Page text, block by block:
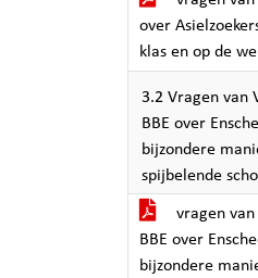
over
klas en op de
3.2 Vragen van
BBE over
bijzondere
spijbelende
vragen
BBE over
bijzondere